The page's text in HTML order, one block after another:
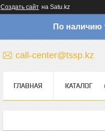
Создать сайт на Satu.kz
По наличию
call-center@tssp.kz
ГЛАВНАЯ КАТАЛОГ